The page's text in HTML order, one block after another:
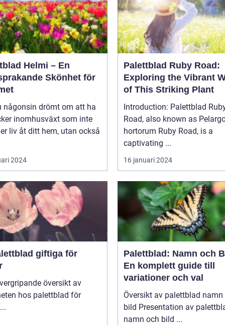
Helmi – En
Skönhet för
någonsin drömt om att ha
inomhusväxt som inte
liv åt ditt hem, utan också
2024
Palettblad Ruby Road:
Exploring the Vibrant
of This Striking Plant
Introduction: Palettblad
Road, also known as
hortorum Ruby Road, is a
captivating ...
16 januari 2024
giftiga för
hos palettblad för
katter ...
Palettblad: Namn och
En komplett guide till
variationer och val
Översikt av palettblad namn
bild Presentation av palettblad
namn och bild ...